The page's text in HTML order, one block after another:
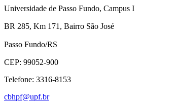
Universidade de Passo Fundo, Campus I
BR 285, Km 171, Bairro São José
Passo Fundo/RS
CEP: 99052-900
Telefone: 3316-8153
cbhpf@upf.br